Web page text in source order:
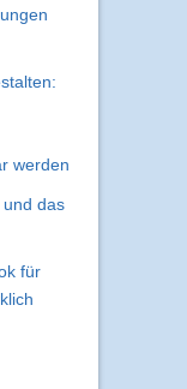
werden
das
für